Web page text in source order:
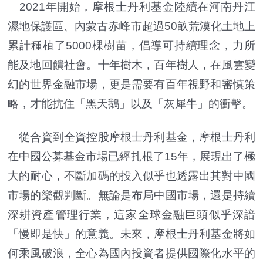
2021年開始，摩根士丹利基金陸續在河南丹江
濕地保護區、內蒙古赤峰市超過50畝荒漠化土地上
累計種植了5000棵樹苗，倡導可持續理念，力所
能及地回饋社會。十年樹木，百年樹人，在風雲變
幻的世界金融市場，更是需要有百年視野和審慎策
略，才能抗住「黑天鵝」以及「灰犀牛」的衝擊。
從合資到全資控股摩根士丹利基金，摩根士丹利
在中國公募基金市場已經扎根了15年，展現出了極
大的耐心，不斷加碼的投入似乎也透露出其對中國
市場的樂觀判斷。無論是布局中國市場，還是持續
深耕資產管理行業，這家全球金融巨頭似乎深諳
「慢即是快」的意義。未來，摩根士丹利基金將如
何乘風破浪，全心為國內投資者提供國際化水平的